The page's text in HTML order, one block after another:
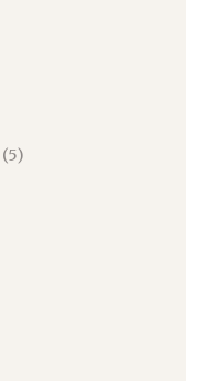
(5)